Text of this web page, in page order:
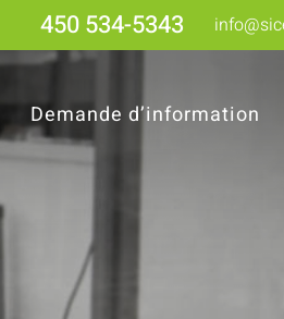
450 534-5343
Demande d’information